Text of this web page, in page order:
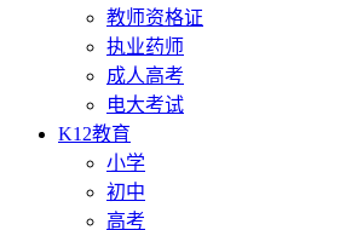
教师资格证
执业药师
成人高考
电大考试
K12教育
小学
初中
高考